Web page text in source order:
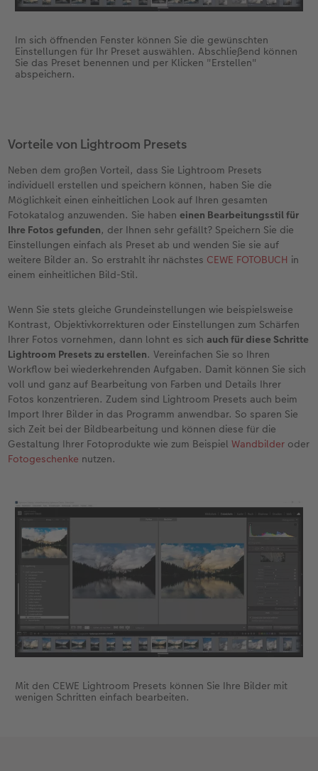
Im sich öffnenden Fenster können Sie die gewünschten
Einstellungen für Ihr Preset auswählen. Abschließend können
Sie das Preset benennen und per Klicken "Erstellen"
abspeichern.
Vorteile von Lightroom Presets
Neben dem großen Vorteil, dass Sie Lightroom Presets
individuell erstellen und speichern können, haben Sie die
Möglichkeit einen einheitlichen Look auf Ihren gesamten
Fotokatalog anzuwenden. Sie habeneinen Bearbeitungsstil für
Ihre Fotos gefunden, der Ihnen sehr gefällt? Speichern Sie die
Einstellungen einfach als Preset ab und wenden Sie sie auf
weitere Bilder an. So erstrahlt ihr nächstes CEWE FOTOBUCH in
einem einheitlichen Bild-Stil.
Wenn Sie stets gleiche Grundeinstellungen wie beispielsweise
Kontrast, Objektivkorrekturen oder Einstellungen zum Schärfen
Ihrer Fotos vornehmen, dann lohnt es sichauch für diese Schritte
Lightroom Presets zu erstellen. Vereinfachen Sie so Ihren
Workflow bei wiederkehrenden Aufgaben. Damit können Sie sich
voll und ganz auf Bearbeitung von Farben und Details Ihrer
Fotos konzentrieren. Zudem sind Lightroom Presets auch beim
Import Ihrer Bilder in das Programm anwendbar. So sparen Sie
sich Zeit bei der Bildbearbeitung und können diese für die
Gestaltung Ihrer Fotoprodukte wie zum BeispielWandbilder oder
Fotogeschenke nutzen.
Mit den CEWE Lightroom Presets können Sie Ihre Bilder mit
wenigen Schritten einfach bearbeiten.